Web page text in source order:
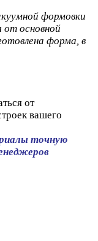
формовки
от основной
форма, в
от
вашего
точную